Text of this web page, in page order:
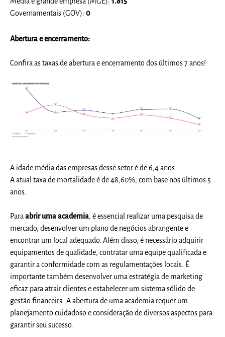
Governamentais (GOV):0
Abertura e encerramento:
Confira as taxas de abertura e encerramento dos últimos 7 anos!
A idade média das empresas desse setor é de 6,4 anos.
A atual taxa de mortalidade é de 48,60%, com base nos últimos 5
anos.
Paraabrir uma academia, é essencial realizar uma pesquisa de
mercado, desenvolver um plano de negócios abrangente e
encontrar um local adequado. Além disso, é necessário adquirir
equipamentos de qualidade, contratar uma equipe qualificada e
garantir a conformidade com as regulamentações locais. É
importante também desenvolver uma estratégia de marketing
eficaz para atrair clientes e estabelecer um sistema sólido de
gestão financeira. A abertura de uma academia requer um
planejamento cuidadoso e consideração de diversos aspectos para
garantir seu sucesso.